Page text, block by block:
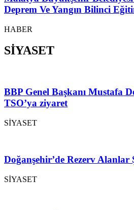
Deprem Ve Yangın Bilinci
HABER
SİYASET
BBP Genel Başkanı Mustafa
TSO’ya ziyaret
SİYASET
Doğanşehir’de Rezerv Alanlar
SİYASET